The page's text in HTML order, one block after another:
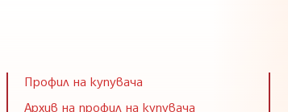
Профил на купувача
Архив на профил на купувача